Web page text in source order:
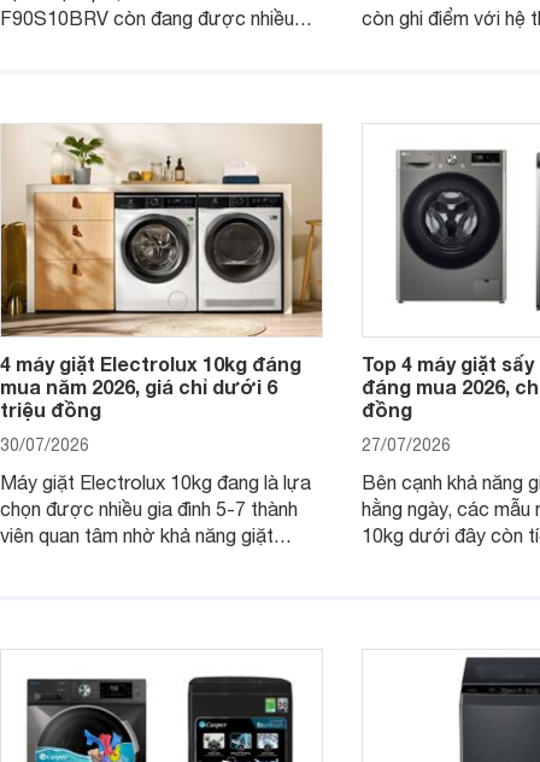
F90S10BRV còn đang được nhiều
giặt cửa trên 9kg.
còn ghi điểm với hệ
giặt.
4 máy giặt Electrolux 10kg đáng
mua năm 2026, giá chỉ dưới 6
triệu đồng
30/07/2026
Máy giặt Electrolux 10kg đang là lựa
chọn được nhiều gia đình 5-7 thành
viên quan tâm nhờ khả năng giặt
Top 4 máy giặt
đáng mua 2026,
đồng
27/07/2026
Bên cạnh khả năng
hằng ngày, các mẫu
10kg dưới đây còn